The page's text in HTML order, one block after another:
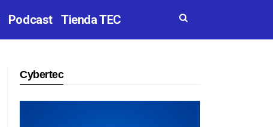
Podcast Tienda TEC
Cybertec